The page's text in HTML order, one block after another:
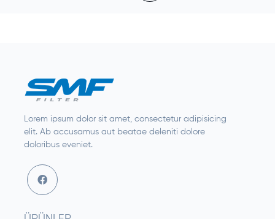
Lorem ipsum dolor sit amet, consectetur adipisicing
elit. Ab accusamus aut beatae deleniti dolore
doloribus eveniet.